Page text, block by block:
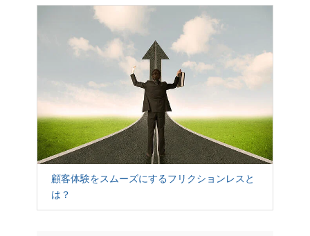
顧客体験をスムーズにするフリクションレスと
は？